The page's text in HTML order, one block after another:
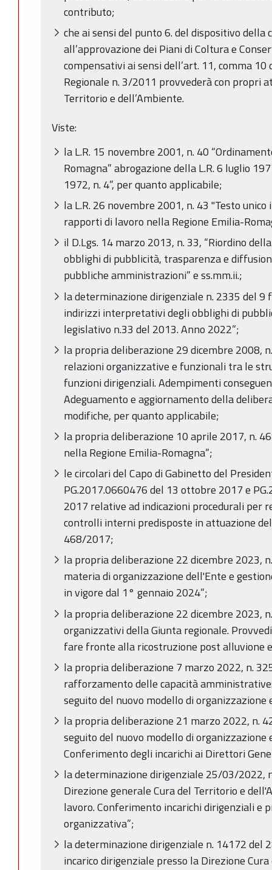
contributo;
che ai sensi del punto 6. del dispositivo della
all’approvazione dei Piani di Coltura e
compensativi ai sensi dell’art. 11, comma
Regionale n. 3/2011 provvederà con propri
Territorio e dell’Ambiente.
Viste:
la L.R. 15 novembre 2001, n. 40
Romagna” abrogazione della L.R. 6 luglio
1972, n. 4”, per quanto applicabile;
la L.R. 26 novembre 2001, n. 43 "Testo
rapporti di lavoro nella Regione Emilia-
il D.Lgs. 14 marzo 2013, n. 33, “Riordino
obblighi di pubblicità, trasparenza e
pubbliche amministrazioni” e ss.mm.ii.;
la determinazione dirigenziale n. 2335 del
indirizzi interpretativi degli obblighi di
legislativo n.33 del 2013. Anno 2022”;
la propria deliberazione 29 dicembre 2008,
relazioni organizzative e funzionali tra le
funzioni dirigenziali. Adempimenti
Adeguamento e aggiornamento della
modifiche, per quanto applicabile;
la propria deliberazione 10 aprile 2017, n.
nella Regione Emilia-Romagna”;
le circolari del Capo di Gabinetto del
PG.2017.0660476 del 13 ottobre 2017 e
2017 relative ad indicazioni procedurali per
controlli interni predisposte in attuazione
468/2017;
la propria deliberazione 22 dicembre 2023,
materia di organizzazione dell'Ente e
in vigore dal 1° gennaio 2024”;
la propria deliberazione 22 dicembre 2023,
organizzativi della Giunta regionale.
fare fronte alla ricostruzione post alluvione
la propria deliberazione 7 marzo 2022, n.
rafforzamento delle capacità
seguito del nuovo modello di organizzazione
la propria deliberazione 21 marzo 2022, n.
seguito del nuovo modello di organizzazione
Conferimento degli incarichi ai Direttori
la determinazione dirigenziale 25/03/2022,
Direzione generale Cura del Territorio e
lavoro. Conferimento incarichi dirigenziali e
organizzativa”;
la determinazione dirigenziale n. 14172 del
incarico dirigenziale presso la Direzione